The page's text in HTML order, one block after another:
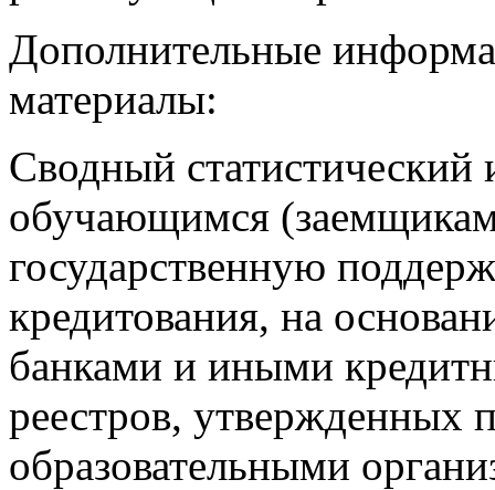
Дополнительные
материалы:
Сводный статистический
обучающимся
государственную
кредитования, на
банками и иными
реестров, утвержденных
образовательными